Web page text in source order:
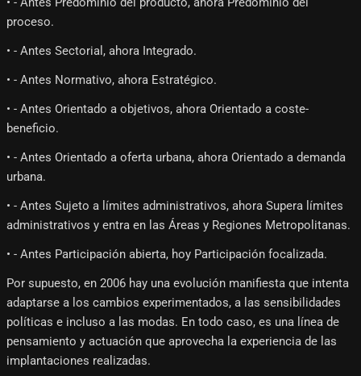
proceso.
• - Antes Sectorial, ahora Integrado.
• - Antes Normativo, ahora Estratégico.
• - Antes Orientado a objetivos, ahora Orientado a coste-
beneficio.
• - Antes Orientado a oferta urbana, ahora Orientado a demanda
urbana.
• - Antes Sujeto a límites administrativos, ahora Supera límites
administrativos y entra en las Áreas y Regiones Metropolitanas.
• - Antes Participación abierta, hoy Participación focalizada.
Por supuesto, en 2006 hay una evolución manifiesta que intenta
adaptarse a los cambios experimentados, a las sensibilidades
políticas e incluso a las modas. En todo caso, es una línea de
pensamiento y actuación que aprovecha la experiencia de las
implantaciones realizadas.